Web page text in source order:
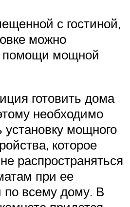
с гостиной,
можно
помощи мощной
готовить дома
необходимо
установку мощного
которое
распространяться
при ее
по всему дому. В